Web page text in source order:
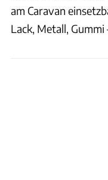
am Caravan
Lack, Metall, Gummi